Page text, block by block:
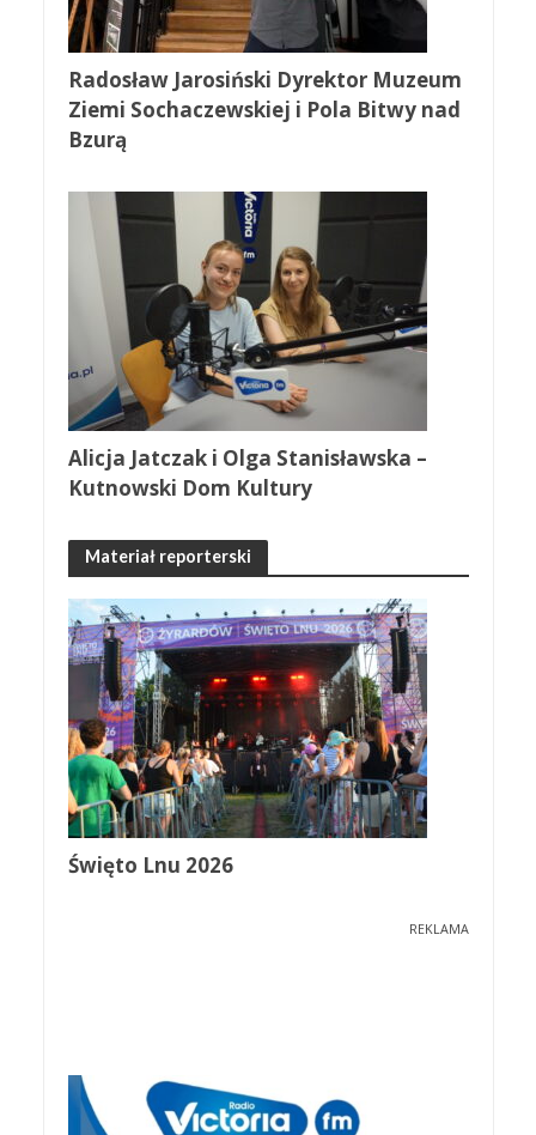
Radosław Jarosiński Dyrektor Muzeum
Ziemi Sochaczewskiej i Pola Bitwy nad
Bzurą
Alicja Jatczak i Olga Stanisławska –
Kutnowski Dom Kultury
Materiał reporterski
Święto Lnu 2026
REKLAMA